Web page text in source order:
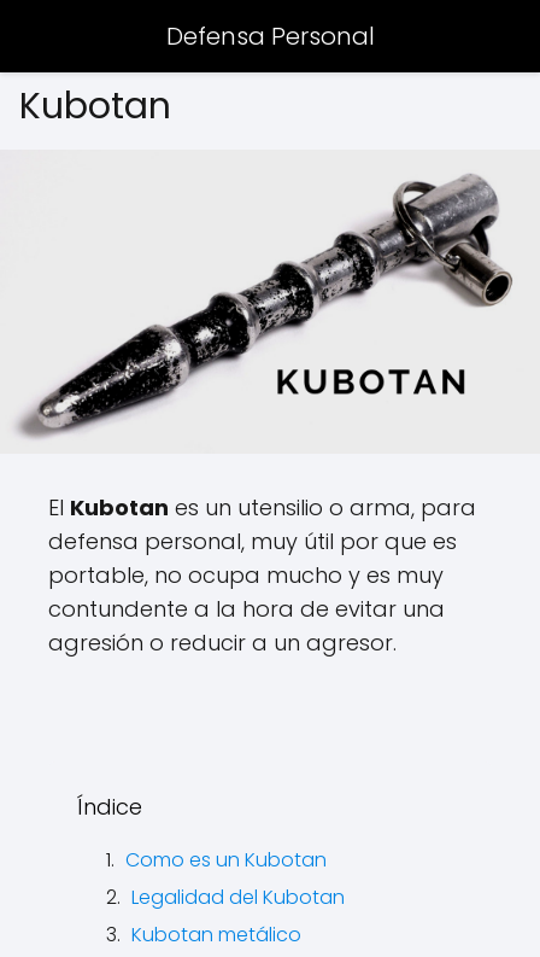
Defensa Personal
Kubotan
El Kubotan es un utensilio o arma, para
defensa personal, muy útil por que es
portable, no ocupa mucho y es muy
contundente a la hora de evitar una
agresión o reducir a un agresor.
Índice
Como es un Kubotan
Legalidad del Kubotan
Kubotan metálico